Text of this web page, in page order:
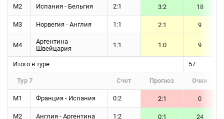
М2 Испания - Бельгия 2:1 3:2 18
М3 Норвегия - Англия 1:1 2:1 9
М4
Аргентина -
Швейцария
1:1 1:0 9
Итого в туре 57
Тур 7 Счет Прогноз Очки
М1 Франция - Испания 0:2 2:1 0
М2 Англия - Аргентина 1:2 0:1 24